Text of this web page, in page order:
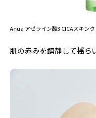
Anua アゼライン酸3 CICAスキン
肌の赤みを鎮静して揺ら